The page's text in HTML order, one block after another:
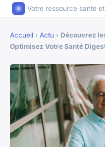
Votre ressource santé
Accueil › Actu › Découvrez
Optimisez Votre Santé